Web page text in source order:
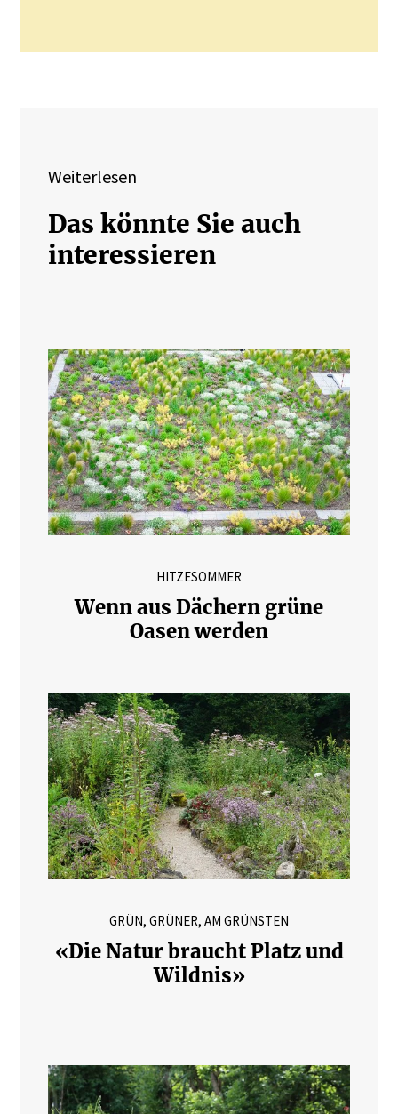
Weiterlesen
Das könnte Sie auch
interessieren
HITZESOMMER
Wenn aus Dächern grüne
Oasen werden
GRÜN, GRÜNER, AM GRÜNSTEN
«Die Natur braucht Platz und
Wildnis»